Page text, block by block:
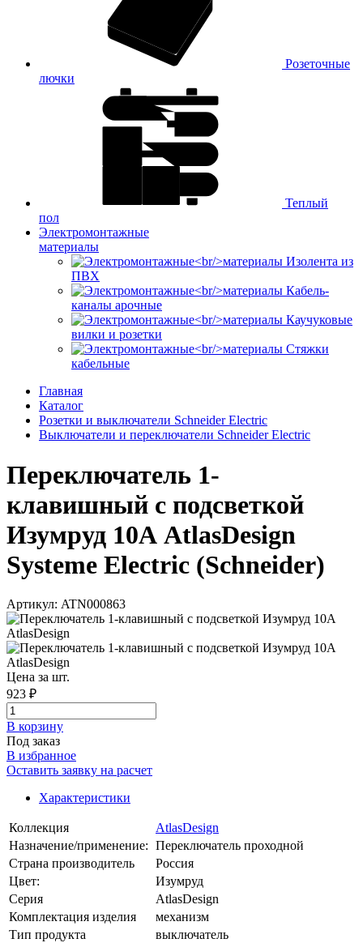
Розеточные
лючки
Теплый
пол
Электромонтажные
материалы
Изолента из
ПВХ
Кабель-
каналы арочные
Каучуковые
вилки и розетки
Стяжки
кабельные
Главная
Каталог
Розетки и выключатели Schneider Electric
Выключатели и переключатели Schneider Electric
Переключатель 1-
клавишный с подсветкой
Изумруд 10А AtlasDesign
Systeme Electric (Schneider)
Артикул: ATN000863
Цена за шт.
923 ₽
В корзинy
Под заказ
В избранное
Оставить заявку на расчет
Характеристики
Коллекция
AtlasDesign
Назначение/применение: Переключатель проходной
Страна производитель
Россия
Цвет:
Изумруд
Серия
AtlasDesign
Комплектация изделия
механизм
Тип продукта
выключатель